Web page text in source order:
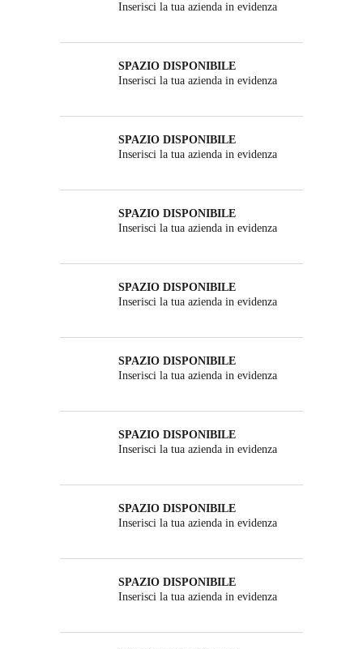
Inserisci la tua azienda in evidenza
SPAZIO DISPONIBILE
Inserisci la tua azienda in evidenza
SPAZIO DISPONIBILE
Inserisci la tua azienda in evidenza
SPAZIO DISPONIBILE
Inserisci la tua azienda in evidenza
SPAZIO DISPONIBILE
Inserisci la tua azienda in evidenza
SPAZIO DISPONIBILE
Inserisci la tua azienda in evidenza
SPAZIO DISPONIBILE
Inserisci la tua azienda in evidenza
SPAZIO DISPONIBILE
Inserisci la tua azienda in evidenza
SPAZIO DISPONIBILE
Inserisci la tua azienda in evidenza